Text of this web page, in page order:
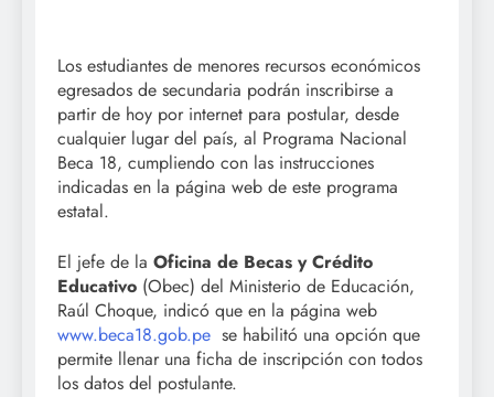
Los estudiantes de menores recursos económicos
egresados de secundaria podrán inscribirse a
partir de hoy por internet para postular, desde
cualquier lugar del país, al Programa Nacional
Beca 18, cumpliendo con las instrucciones
indicadas en la página web de este programa
estatal.
El jefe de la Oficina de Becas y Crédito
Educativo (Obec) del Ministerio de Educación,
Raúl Choque, indicó que en la página web
www.beca18.gob.pe se habilitó una opción que
permite llenar una ficha de inscripción con todos
los datos del postulante.